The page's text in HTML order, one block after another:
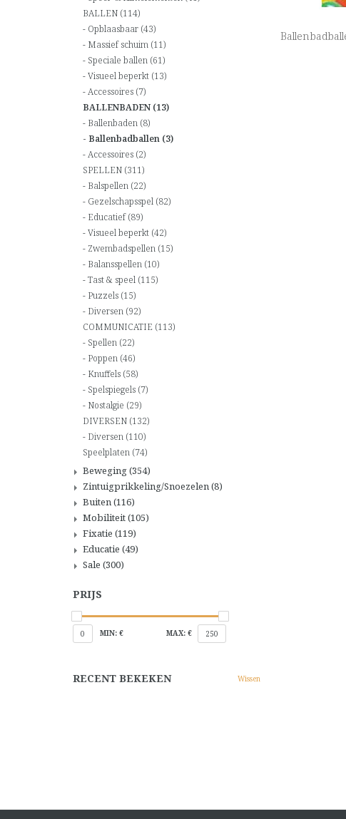
BALLEN (114)
Opblaasbaar (43)
Massief schuim (11)
Speciale ballen (61)
Visueel beperkt (13)
Accessoires (7)
BALLENBADEN (13)
Ballenbaden (8)
Ballenbadballen (3)
Accessoires (2)
SPELLEN (311)
Balspellen (22)
Gezelschapsspel (82)
Educatief(89)
Visueel beperkt (42)
Zwembadspellen (15)
Balansspellen (10)
Tast & speel (115)
Puzzels (15)
Diversen (92)
COMMUNICATIE (113)
Spellen (22)
Poppen (46)
Knuffels (58)
Spelspiegels (7)
Nostalgie (29)
DIVERSEN (132)
Diversen (110)
Speelplaten (74)
Beweging(354)
Zintuigprikkeling/Snoezelen(8)
Buiten(116)
Mobiliteit(105)
Fixatie (119)
Educatie (49)
Sale (300)
PRIJS
0 MIN: € MAX: € 250
RECENT BEKEKEN Wissen